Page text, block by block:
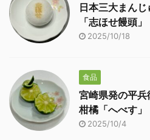
日本三大まん
「志ほせ饅頭」
2025/10/18
食品
宮崎県発の平
柑橘「へべす」
2025/10/4